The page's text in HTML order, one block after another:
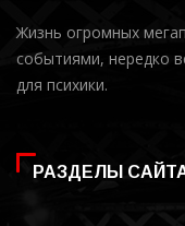
Жизнь огромных
событиями, нередко
для психики.
РАЗДЕЛЫ